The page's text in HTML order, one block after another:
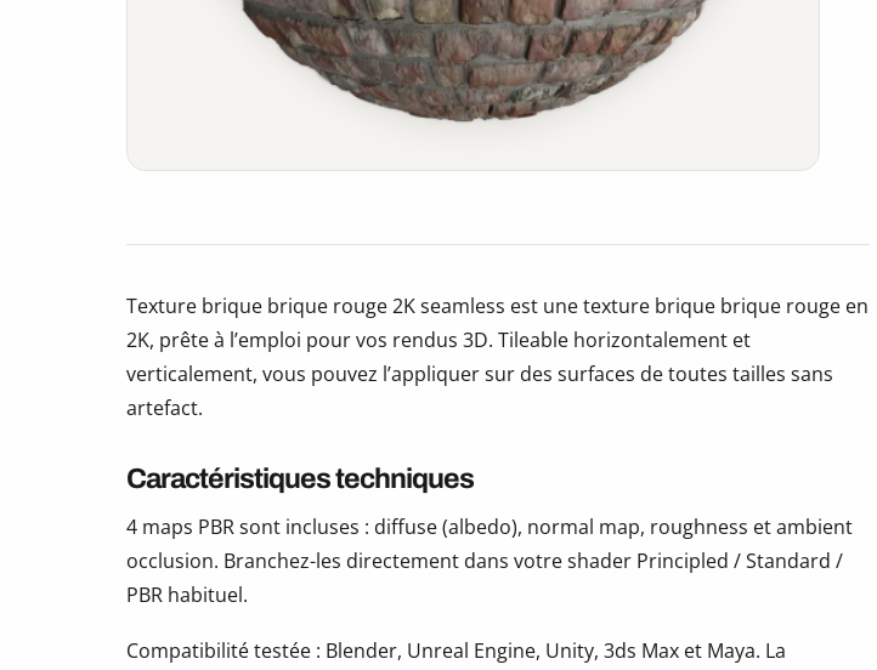
Texture brique brique rouge 2K seamless est une texture brique brique rouge en
2K, prête à l’emploi pour vos rendus 3D. Tileable horizontalement et
verticalement, vous pouvez l’appliquer sur des surfaces de toutes tailles sans
artefact.
Caractéristiques techniques
4 maps PBR sont incluses : diffuse (albedo), normal map, roughness et ambient
occlusion. Branchez-les directement dans votre shader Principled / Standard /
PBR habituel.
Compatibilité testée : Blender, Unreal Engine, Unity, 3ds Max et Maya. La